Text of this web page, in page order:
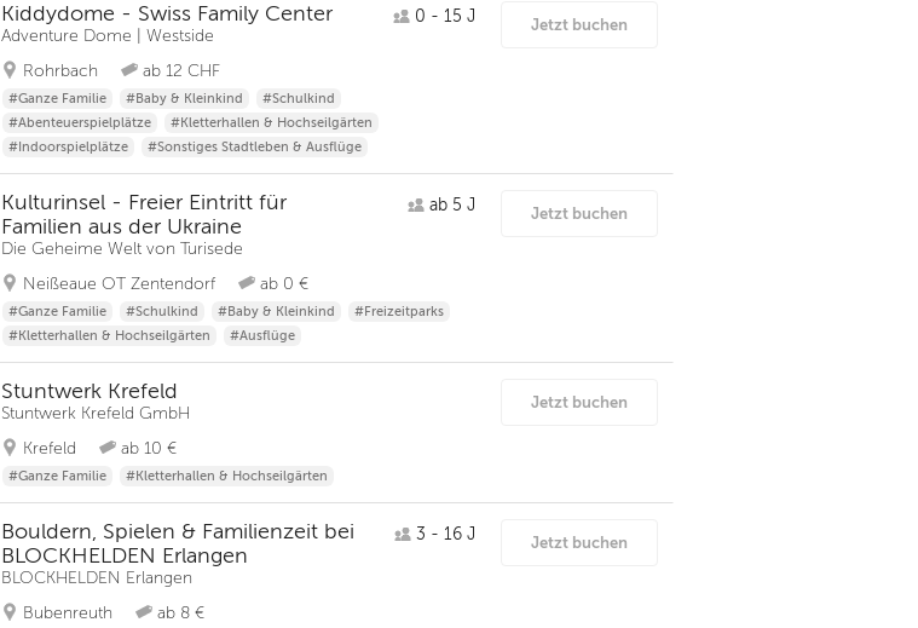
Kiddydome - Swiss Family Center
Adventure Dome | Westside
Rohrbach
ab 12 CHF
0 - 15 J
#Ganze Familie #Baby & Kleinkind
#Schulkind
#Abenteuerspielplätze
#Kletterhallen & Hochseilgärten
#Indoorspielplätze
#Sonstiges Stadtleben & Ausflüge
Jetzt buchen
Kulturinsel - Freier Eintritt für
Familien aus der Ukraine
Die Geheime Welt von Turisede
Neißeaue OT Zentendorf
ab 0 €
ab 5 J
#Ganze Familie #Schulkind #Baby & Kleinkind
#Freizeitparks
#Kletterhallen & Hochseilgärten
#Ausflüge
Jetzt buchen
Stuntwerk Krefeld
Stuntwerk Krefeld GmbH
Krefeld
ab 10 €
#Ganze Familie #Kletterhallen & Hochseilgärten
Jetzt buchen
Bouldern, Spielen & Familienzeit bei
BLOCKHELDEN Erlangen
BLOCKHELDEN Erlangen
Bubenreuth
ab 8 €
3 - 16 J Jetzt buchen